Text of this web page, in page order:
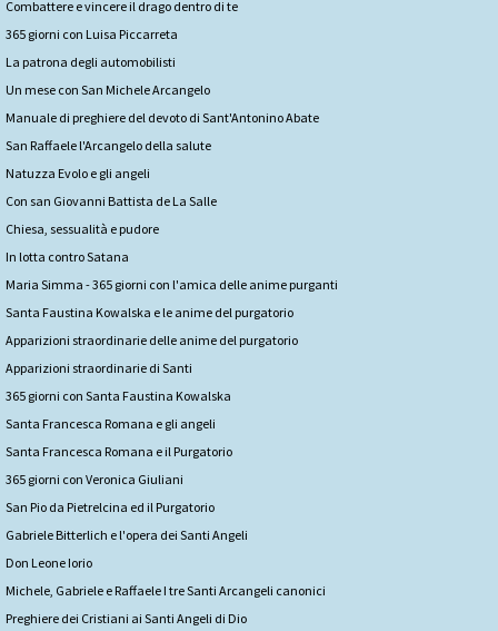
Combattere e vincere il drago dentro di te
365 giorni con Luisa Piccarreta
La patrona degli automobilisti
Un mese con San Michele Arcangelo
Manuale di preghiere del devoto di Sant'Antonino Abate
San Raffaele l'Arcangelo della salute
Natuzza Evolo e gli angeli
Con san Giovanni Battista de La Salle
Chiesa, sessualità e pudore
In lotta contro Satana
Maria Simma - 365 giorni con l'amica delle anime purganti
Santa Faustina Kowalska e le anime del purgatorio
Apparizioni straordinarie delle anime del purgatorio
Apparizioni straordinarie di Santi
365 giorni con Santa Faustina Kowalska
Santa Francesca Romana e gli angeli
Santa Francesca Romana e il Purgatorio
365 giorni con Veronica Giuliani
San Pio da Pietrelcina ed il Purgatorio
Gabriele Bitterlich e l'opera dei Santi Angeli
Don Leone Iorio
Michele, Gabriele e Raffaele I tre Santi Arcangeli canonici
Preghiere dei Cristiani ai Santi Angeli di Dio